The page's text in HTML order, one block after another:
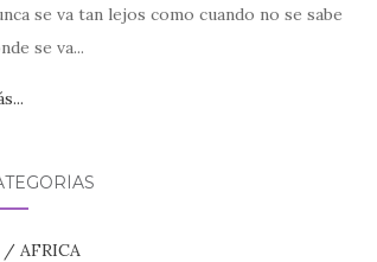
se va tan lejos como cuando no se sabe
se va...
/ AFRICA